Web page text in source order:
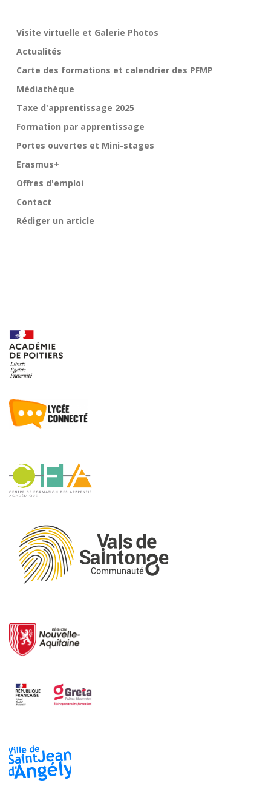
Visite virtuelle et Galerie Photos
Actualités
Carte des formations et calendrier des PFMP
Médiathèque
Taxe d'apprentissage 2025
Formation par apprentissage
Portes ouvertes et Mini-stages
Erasmus+
Offres d'emploi
Contact
Rédiger un article